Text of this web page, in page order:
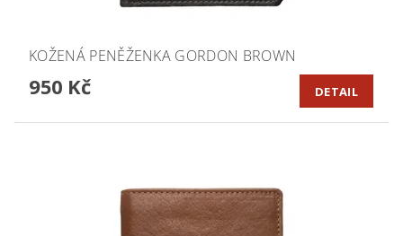
KOŽENÁ PENĚŽENKA GORDON BROWN
950 Kč DETAIL